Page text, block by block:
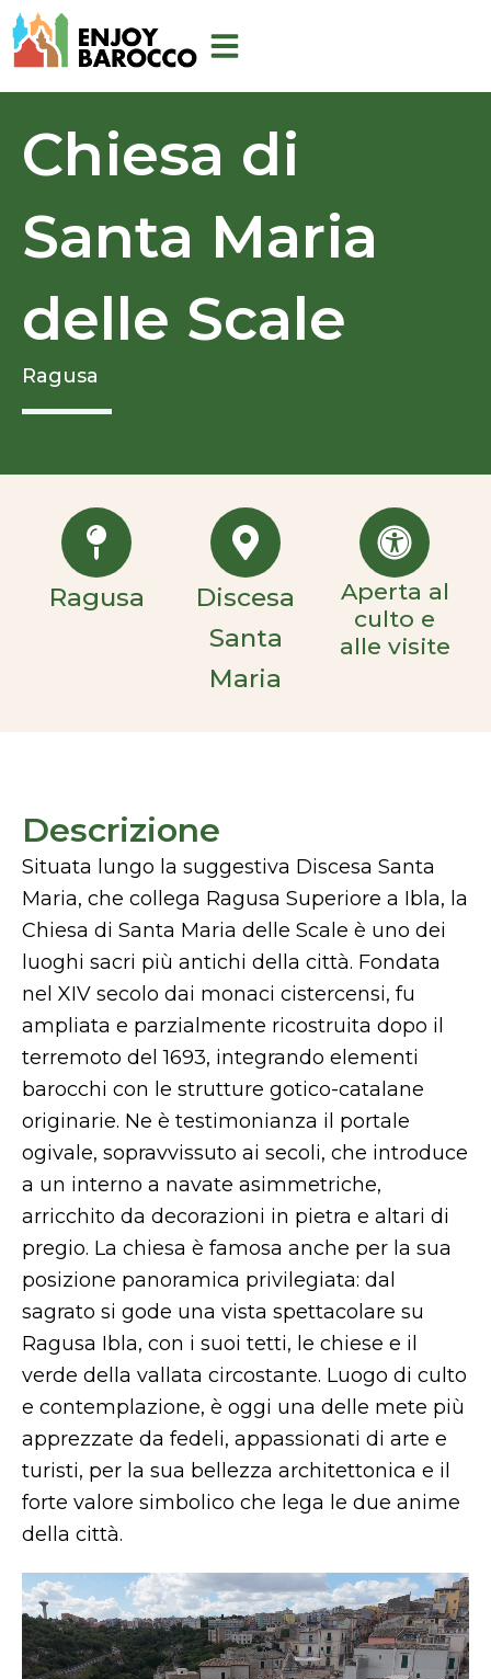
Vai
al
Chiesa di
Santa Maria
delle Scale
Ragusa
Ragusa
Discesa
Santa
Maria
Aperta al
culto e
alle visite
Descrizione
Situata lungo la suggestiva Discesa Santa
Maria, che collega Ragusa Superiore a Ibla, la
Chiesa di Santa Maria delle Scale è uno dei
luoghi sacri più antichi della città. Fondata
nel XIV secolo dai monaci cistercensi, fu
ampliata e parzialmente ricostruita dopo il
terremoto del 1693, integrando elementi
barocchi con le strutture gotico-catalane
originarie. Ne è testimonianza il portale
ogivale, sopravvissuto ai secoli, che introduce
a un interno a navate asimmetriche,
arricchito da decorazioni in pietra e altari di
pregio. La chiesa è famosa anche per la sua
posizione panoramica privilegiata: dal
sagrato si gode una vista spettacolare su
Ragusa Ibla, con i suoi tetti, le chiese e il
verde della vallata circostante. Luogo di culto
e contemplazione, è oggi una delle mete più
apprezzate da fedeli, appassionati di arte e
turisti, per la sua bellezza architettonica e il
forte valore simbolico che lega le due anime
della città.